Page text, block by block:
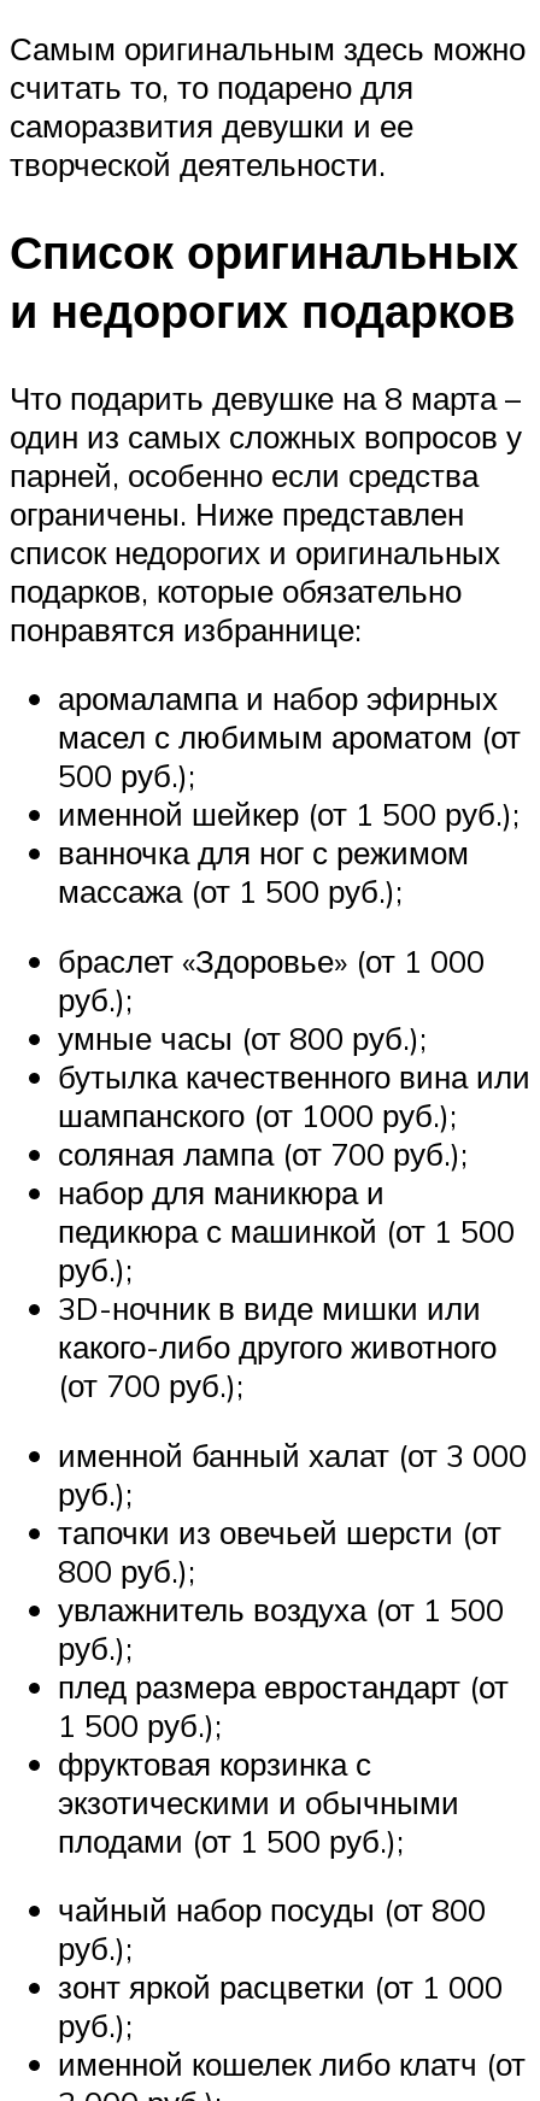
Самым оригинальным здесь можно
считать то, то подарено для
саморазвития девушки и ее
творческой деятельности.
Список оригинальных
и недорогих подарков
Что подарить девушке на 8 марта –
один из самых сложных вопросов у
парней, особенно если средства
ограничены. Ниже представлен
список недорогих и оригинальных
подарков, которые обязательно
понравятся избраннице:
аромалампа и набор эфирных
масел с любимым ароматом (от
500 руб.);
именной шейкер (от 1 500 руб.);
ванночка для ног с режимом
массажа (от 1 500 руб.);
браслет «Здоровье» (от 1 000
руб.);
умные часы (от 800 руб.);
бутылка качественного вина или
шампанского (от 1000 руб.);
соляная лампа (от 700 руб.);
набор для маникюра и
педикюра с машинкой (от 1 500
руб.);
3D-ночник в виде мишки или
какого-либо другого животного
(от 700 руб.);
именной банный халат (от 3 000
руб.);
тапочки из овечьей шерсти (от
800 руб.);
увлажнитель воздуха (от 1 500
руб.);
плед размера евростандарт (от
1 500 руб.);
фруктовая корзинка с
экзотическими и обычными
плодами (от 1 500 руб.);
чайный набор посуды (от 800
руб.);
зонт яркой расцветки (от 1 000
руб.);
именной кошелек либо клатч (от